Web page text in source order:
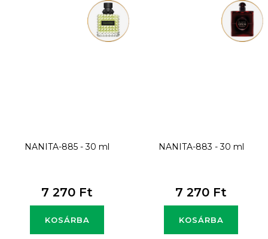
NANITA-885 - 30 ml
7 270 Ft
KOSÁRBA
NANITA-883 - 30 ml
7 270 Ft
KOSÁRBA